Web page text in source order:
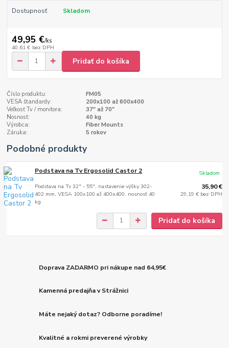
Dostupnosť Skladom
49,95 €/ks
40,61 € bez DPH
Pridať do košíka
Číslo produktu:
FM05
VESA štandardy:
200x100 až 600x400
Veľkosť Tv / monitora:
37" až 70"
Nosnosť:
40 kg
Výrobca:
Fiber Mounts
Záruka:
5 rokov
Podobné produkty
Podstava na Tv Ergosolid Castor 2
Podstava na Tv 32" - 55", nastavenie výšky 302-
402 mm, VESA 100x100 až 400x400, nosnosť 40
kg
35,90 €
29,19 € bez DPH
Skladom
Pridať do košíka
Doprava ZADARMO pri nákupe nad 64,95€
Kamenná predajňa v Strážnici
Máte nejaký dotaz? Odborne poradíme!
Kvalitné a rokmi preverené výrobky